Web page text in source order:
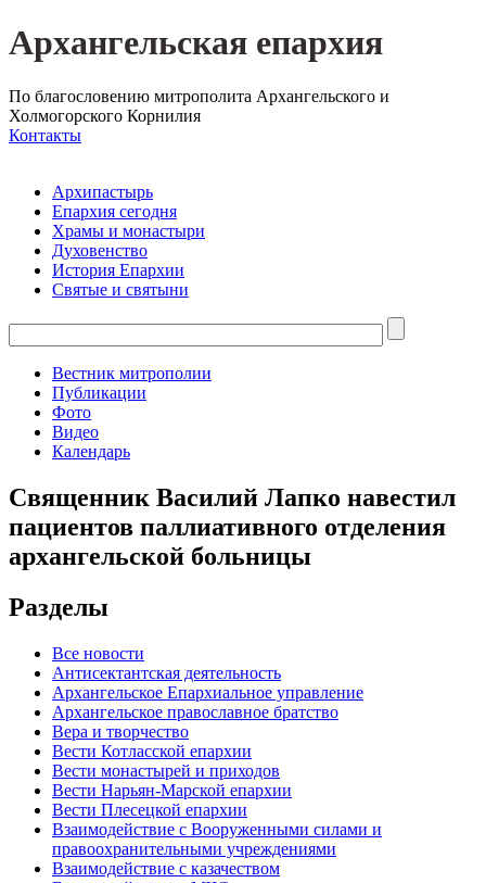
Архангельская епархия
По благословению митрополита Архангельского и
Холмогорского Корнилия
Контакты
Архипастырь
Епархия сегодня
Храмы и монастыри
Духовенство
История Епархии
Святые и святыни
Вестник митрополии
Публикации
Фото
Видео
Календарь
Священник Василий Лапко навестил
пациентов паллиативного отделения
архангельской больницы
Разделы
Все новости
Антисектантская деятельность
Архангельское Епархиальное управление
Архангельское православное братство
Вера и творчество
Вести Котласской епархии
Вести монастырей и приходов
Вести Нарьян-Марской епархии
Вести Плесецкой епархии
Взаимодействие с Вооруженными силами и
правоохранительными учреждениями
Взаимодействие с казачеством